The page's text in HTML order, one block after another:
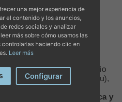
Cirugía Plástica y
Valencia |
2018CLÍNICA CAVADAS
Valencia | Julio 2009 - Julio
(www.alessandrothione.eu),
- Junio 2009Director
en Cirugía Plástica y
una mejor experiencia de
el contenido y los anuncios,
redes sociales y analizar
más sobre cómo usamos las
haciendo clic en
Leer más
Configurar